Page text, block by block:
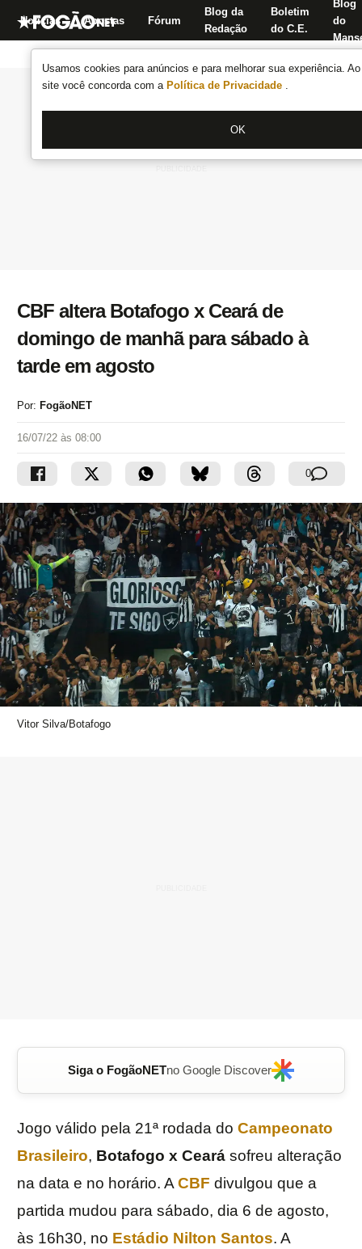
Usamos cookies para anúncios e para melhorar sua experiência.
site você concorda com a Política de Privacidade .
OK
Notícias Apostas Fórum
Blog da
Redação
Boletim
do C.E.
Blog
do
CBF altera Botafogo x Ceará de
domingo de manhã para sábado à
tarde em agosto
Por: FogãoNET
16/07/22 às 08:00
0
Vitor Silva/Botafogo
Siga o FogãoNETno Google Discover
Jogo válido pela 21ª rodada do Campeonato
Brasileiro, Botafogo x Ceará sofreu alteração
na data e no horário. ACBF divulgou que a
partida mudou para sábado, dia 6 de agosto,
às 16h30, no Estádio Nilton Santos. A